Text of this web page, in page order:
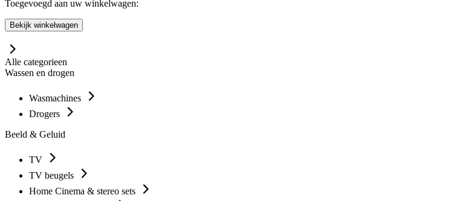
Toegevoegd aan uw winkelwagen:
Bekijk winkelwagen
Alle categorieen
Wassen en drogen
Wasmachines
Drogers
Beeld & Geluid
TV
TV beugels
Home Cinema & stereo sets